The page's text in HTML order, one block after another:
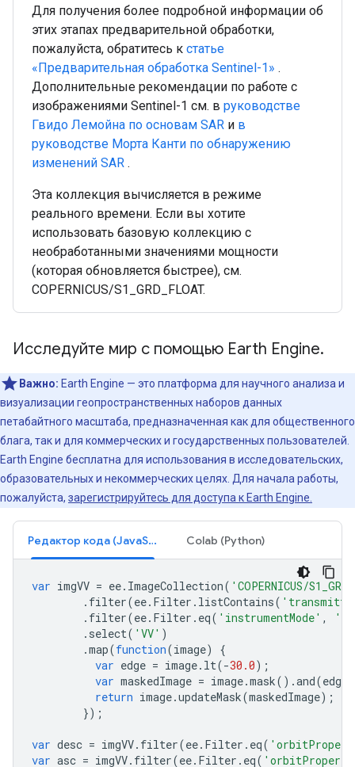
Для получения более подробной информации об
этих этапах предварительной обработки,
пожалуйста, обратитесь к статье
«Предварительная обработка Sentinel-1» .
Дополнительные рекомендации по работе с
изображениями Sentinel-1 см. в руководстве
Гвидо Лемойна по основам SAR и в
руководстве Морта Канти по обнаружению
изменений SAR .
Эта коллекция вычисляется в режиме
реального времени. Если вы хотите
использовать базовую коллекцию с
необработанными значениями мощности
(которая обновляется быстрее), см.
COPERNICUS/S1_GRD_FLOAT.
Исследуйте мир с помощью Earth Engine.
Важно: Earth Engine — это платформа для научного анализа и
визуализации геопространственных наборов данных
петабайтного масштаба, предназначенная как для общественного
блага, так и для коммерческих и государственных пользователей.
Earth Engine бесплатна для использования в исследовательских,
образовательных и некоммерческих целях. Для начала работы,
пожалуйста, зарегистрируйтесь для доступа к Earth Engine.
Редактор кода (JavaScript) Colab (Python)
var imgVV = ee. ImageCollection( 'COPERNICUS/S1_GRD'
. filter(ee. Filter . listContains(
. filter(ee. Filter . eq( 'instrumentMode' ,
. select( 'VV' )
.map(function(image)
{
var edge = image. lt(-30.0);
var maskedImage = image.mask().and(edge
return image.updateMask(maskedImage);
});
var desc = imgVV. filter(ee. Filter . eq(
var asc = imgVV. filter(ee. Filter . eq(